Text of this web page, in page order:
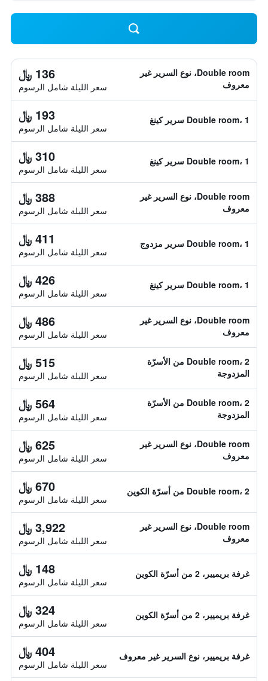
Double room، نوع السرير غير
معروف
136 ﷼
سعر الليلة شامل الرسوم
Double room، 1 سرير كينغ 193 ﷼
سعر الليلة شامل الرسوم
Double room، 1 سرير كينغ 310 ﷼
سعر الليلة شامل الرسوم
Double room، نوع السرير غير
معروف
388 ﷼
سعر الليلة شامل الرسوم
Double room، 1 سرير مزدوج 411 ﷼
سعر الليلة شامل الرسوم
Double room، 1 سرير كينغ 426 ﷼
سعر الليلة شامل الرسوم
Double room، نوع السرير غير
معروف
486 ﷼
سعر الليلة شامل الرسوم
Double room، 2 من الأسرّة
المزدوجة
515 ﷼
سعر الليلة شامل الرسوم
Double room، 2 من الأسرّة
المزدوجة
564 ﷼
سعر الليلة شامل الرسوم
Double room، نوع السرير غير
معروف
625 ﷼
سعر الليلة شامل الرسوم
Double room، 2 من أسرّة الكوين 670 ﷼
سعر الليلة شامل الرسوم
Double room، نوع السرير غير
معروف
3,922 ﷼
سعر الليلة شامل الرسوم
غرفة بريميير، 2 من أسرّة الكوين 148 ﷼
سعر الليلة شامل الرسوم
غرفة بريميير، 2 من أسرّة الكوين 324 ﷼
سعر الليلة شامل الرسوم
غرفة بريميير، نوع السرير غير معروف 404 ﷼
سعر الليلة شامل الرسوم